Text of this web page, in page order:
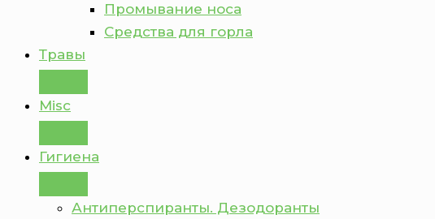
Промывание носа
Средства для горла
Травы
Misc
Гигиена
Антиперспиранты. Дезодоранты